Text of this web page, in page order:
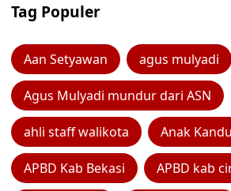
Tag Populer
Aan Setyawan agus mulyadi
Agus Mulyadi mundur dari ASN
ahli staff walikota Anak
APBD Kab Bekasi APBD kab